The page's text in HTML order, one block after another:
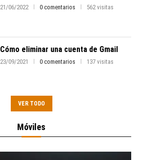
21/06/2022 0 comentarios 562 visitas
Cómo eliminar una cuenta de Gmail
23/09/2021 0 comentarios 137 visitas
VER TODO
Móviles